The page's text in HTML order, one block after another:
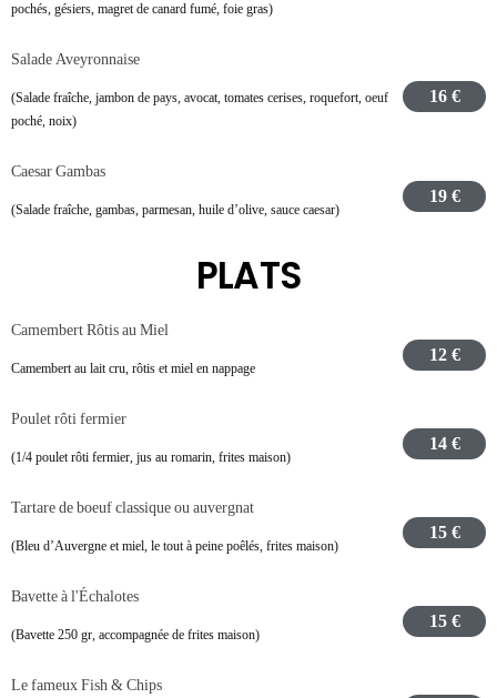
pochés, gésiers, magret de canard fumé, foie gras)
Salade Aveyronnaise
(Salade fraîche, jambon de pays, avocat, tomates cerises, roquefort, oeuf
poché, noix)
16 €
Caesar Gambas
(Salade fraîche, gambas, parmesan, huile d’olive, sauce caesar)
19 €
PLATS
Camembert Rôtis au Miel
Camembert au lait cru, rôtis et miel en nappage
12 €
Poulet rôti fermier
(1/4 poulet rôti fermier, jus au romarin, frites maison)
14 €
Tartare de boeuf classique ou auvergnat
(Bleu d’Auvergne et miel, le tout à peine poêlés, frites maison)
15 €
Bavette à l'Échalotes
(Bavette 250 gr, accompagnée de frites maison)
15 €
Le fameux Fish & Chips